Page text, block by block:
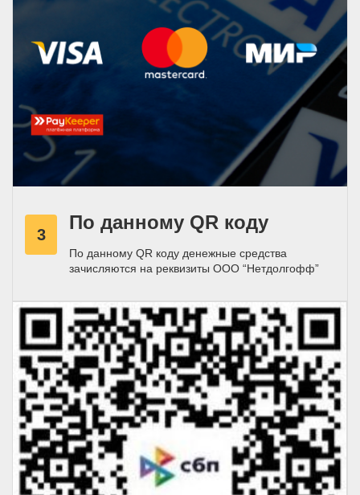
3
По данному QR коду
По данному QR коду денежные средства
зачисляются на реквизиты ООО “Нетдолгофф”